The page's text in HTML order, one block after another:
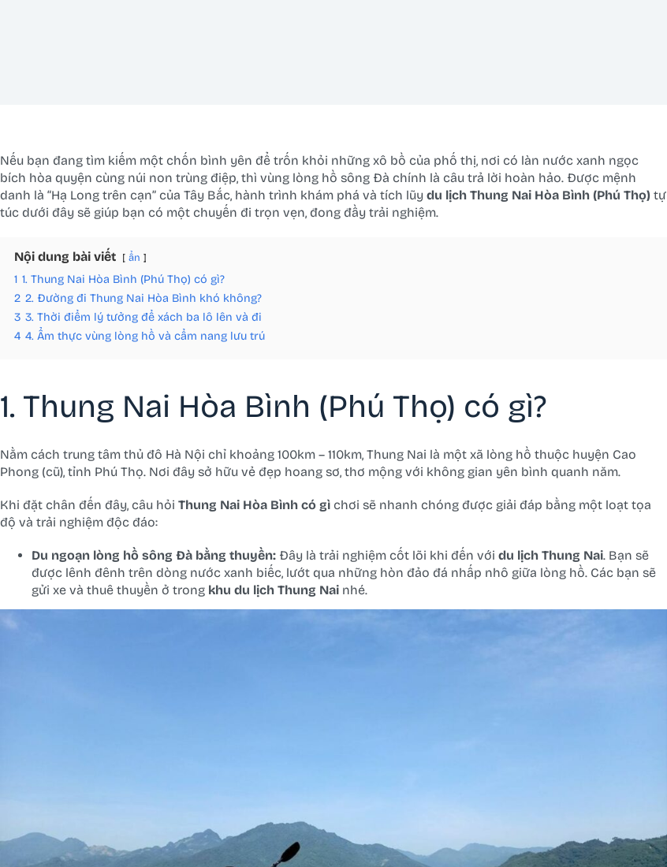
Nếu bạn đang tìm kiếm một chốn bình yên để trốn khỏi những xô bồ của phố thị, nơi có làn nước xanh ngọc
bích hòa quyện cùng núi non trùng điệp, thì vùng lòng hồ sông Đà chính là câu trả lời hoàn hảo. Được mệnh
danh là “Hạ Long trên cạn” của Tây Bắc, hành trình khám phá và tích lũy du lịch Thung Nai Hòa Bình (Phú Thọ) tự
túc dưới đây sẽ giúp bạn có một chuyến đi trọn vẹn, đong đầy trải nghiệm.
Nội dung bài viết ẩn
1 1. Thung Nai Hòa Bình (Phú Thọ) có gì?
2 2. Đường đi Thung Nai Hòa Bình khó không?
3 3. Thời điểm lý tưởng để xách ba lô lên và đi
4 4. Ẩm thực vùng lòng hồ và cẩm nang lưu trú
1. Thung Nai Hòa Bình (Phú Thọ) có gì?
Nằm cách trung tâm thủ đô Hà Nội chỉ khoảng 100km – 110km, Thung Nai là một xã lòng hồ thuộc huyện Cao
Phong (cũ), tỉnh Phú Thọ. Nơi đây sở hữu vẻ đẹp hoang sơ, thơ mộng với không gian yên bình quanh năm.
Khi đặt chân đến đây, câu hỏi Thung Nai Hòa Bình có gì chơi sẽ nhanh chóng được giải đáp bằng một loạt tọa
độ và trải nghiệm độc đáo:
Du ngoạn lòng hồ sông Đà bằng thuyền: Đây là trải nghiệm cốt lõi khi đến với du lịch Thung Nai. Bạn sẽ
được lênh đênh trên dòng nước xanh biếc, lướt qua những hòn đảo đá nhấp nhô giữa lòng hồ. Các bạn sẽ
gửi xe và thuê thuyền ở trong khu du lịch Thung Nai nhé.